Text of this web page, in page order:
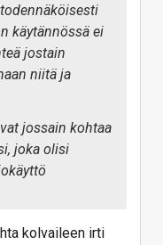
käytännössä ei
jostain
niitä ja
jossain kohtaa
joka olisi
kolvaileen irti